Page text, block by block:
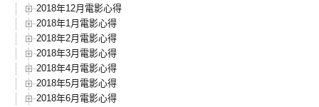
2018年12月電影心得
2018年1月電影心得
2018年2月電影心得
2018年3月電影心得
2018年4月電影心得
2018年5月電影心得
2018年6月電影心得